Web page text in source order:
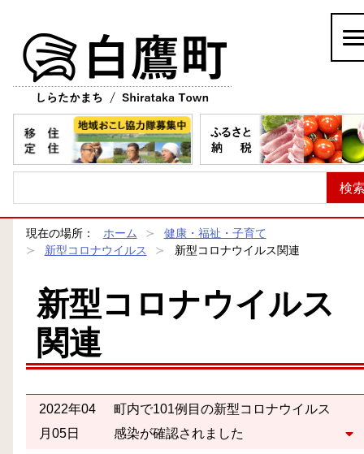
現在の場所： ホーム
健康・福祉・子育て
新型コロナウイルス
新型コロナウイルス関連
新型コロナウイルス
関連
2022年04
月05日
町内で101例目の新型コロナウイルス
感染が確認されました